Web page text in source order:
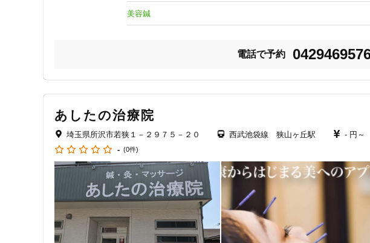
頭痛、自律神経の乱れ、更年期などの幅広い症状に合わせ身体の不調を整えます。
産中、産後に出やすい肩、腰、膝の痛みを取り除き妊娠前の身体より良い状態にしてい
1人1人のお悩みに合わせた美容メニューを提供します。
⑤安心・安全な整骨院
また院内は笑顔になって頂けるような安心感のある雰囲気になっているので、
安心・安全に治療に通っていただけます。
美容鍼
電話で予約
あしたの治療院
埼玉県所沢市若狭１－２９７５－２０ 西武池袋線 狭山ヶ丘駅
- 円～
- (0件)